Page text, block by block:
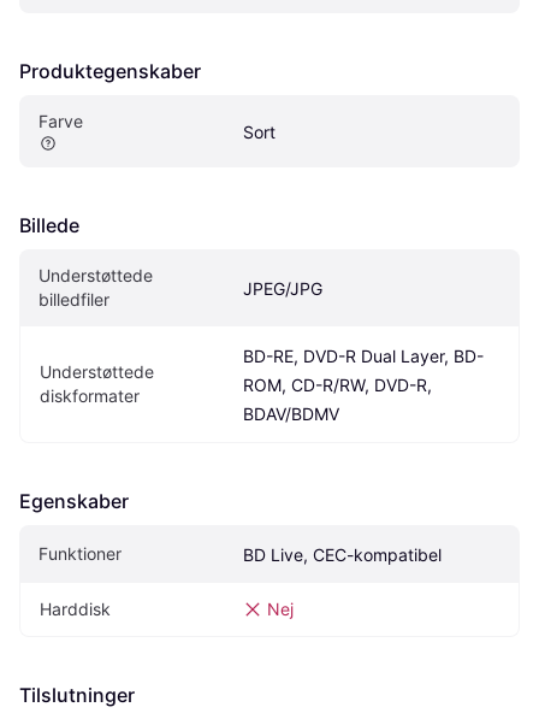
Produktegenskaber
Farve
Sort
Billede
Understøttede
billedfiler
JPEG/JPG
Understøttede
diskformater
BD-RE, DVD-R Dual Layer, BD-
ROM, CD-R/RW, DVD-R,
BDAV/BDMV
Egenskaber
Funktioner BD Live, CEC-kompatibel
Harddisk Nej
Tilslutninger